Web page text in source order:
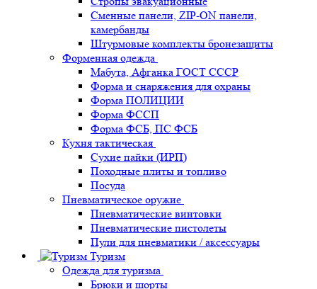
Сменные панели, ZIP-ON панели,
камербанды
Штурмовые комплекты бронезащиты
Форменная одежда
Мабута, Афганка ГОСТ СССР
Форма и снаряжения для охраны
Форма ПОЛИЦИИ
Форма ФССП
Форма ФСБ, ПС ФСБ
Кухня тактическая
Сухие пайки (ИРП)
Походные плиты и топливо
Посуда
Пневматическое оружие
Пневматические винтовки
Пневматические пистолеты
Пули для пневматики / аксессуары
Туризм
Одежда для туризма
Брюки и шорты